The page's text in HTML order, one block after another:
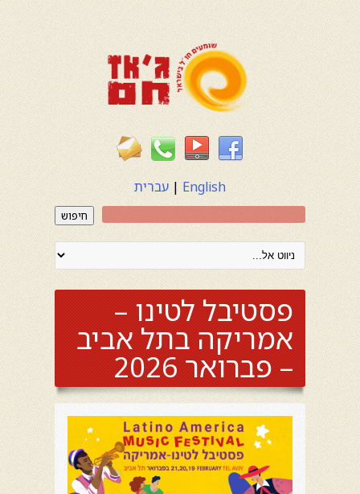
English
| עברית
חיפוש
פסטיבל לטינו –
אמריקה בתל אביב
– פברואר 2026